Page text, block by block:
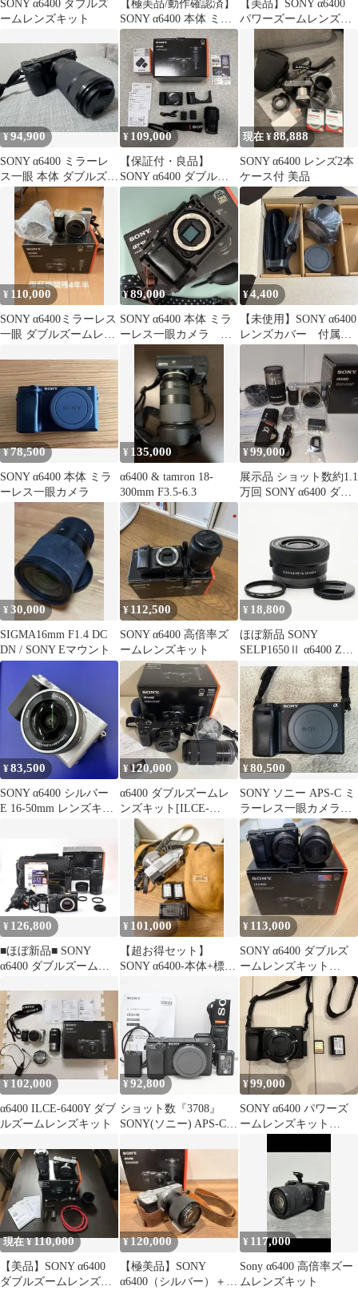
SONY α6400 ダブルズ
ームレンズキット
【極美品/動作確認済】
SONY α6400 本体 ミラ
ーレス一眼 ブラック
【美品】SONY α6400
パワーズームレンズキ
¥94,900
SONY α6400 ミラーレ
ス一眼 本体 ダブルズー
ムレンズキット
¥ 109,000
【保証付・良品】
SONY α6400 ダブルズ
ームレンズキット 豪
華おまけあり！
現在 ¥88,888
SONY α6400 レンズ2本
ケース付 美品
¥ 110,000
SONY α6400ミラーレス
一眼 ダブルズームレン
¥89,000
SONY α6400 本体 ミラ
ーレス一眼カメラ ボ
¥4,400
【未使用】SONY α6400
レンズカバー 付属品4
点
¥78,500
SONY α6400 本体 ミラ
ーレス一眼カメラ
¥ 135,000
α6400 & tamron 18-
300mm F3.5-6.3
¥99,000
展示品 ショット数約1.1
万回 SONY α6400 ダブ
¥30,000
SIGMA16mm F1.4 DC
DN / SONY Eマウント
¥ 112,500
SONY α6400 高倍率ズ
ームレンズキット
¥ 18,800
ほぼ新品 SONY
SELP1650Ⅱ α6400 ZV-
E10Ⅱなどに 469
¥83,500
SONY α6400 シルバー
E 16-50mm レンズキッ
¥120,000
α6400 ダブルズームレ
ンズキット[ILCE-
6400Y B]
¥80,500
SONY ソニー APS-C ミ
ラーレス一眼カメラ
α6400
¥ 126,800
■ほぼ新品■ SONY
α6400 ダブルズームレ
回》
¥ 101,000
【超お得セット】
SONY α6400-本体+標準
¥ 113,000
SONY α6400 ダブルズ
ームレンズキット
ILCE-6400Y
¥102,000
α6400 ILCE-6400Y ダブ
ルズームレンズキット
¥92,800
ショット数『3708』
SONY(ソニー) APS-C
α6400 ボディブラック
ILCE-6400 B
¥99,000
SONY α6400 パワーズ
ームレンズキット
現在 ¥110,000
【美品】SONY α6400
ダブルズームレンズキ
¥120,000
【極美品】SONY
α6400（シルバー）＋
¥ 117,000
Sony α6400 高倍率ズー
ムレンズキット